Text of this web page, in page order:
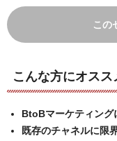
この
こんな方にオスス
BtoBマーケティング
既存のチャネルに限